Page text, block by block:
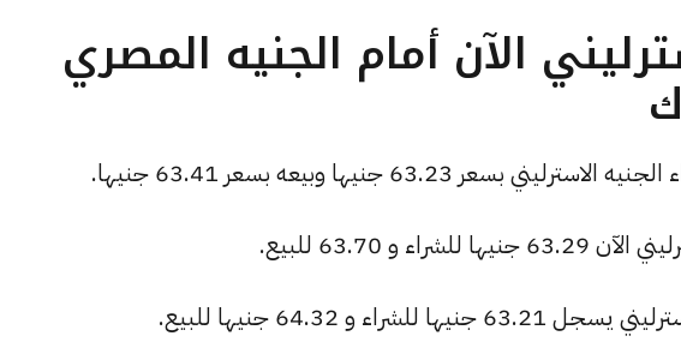
الآن أمام الجنيه المصري
63.23 جنيها وبيعه بسعر 63.41 جنيها.
و 63.70 للبيع.
و 64.32 جنيها للبيع.